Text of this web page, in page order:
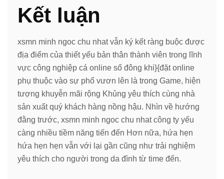
Kết luận
xsmn minh ngoc chu nhat vẫn ký kết ràng buộc được
địa điểm của thiết yếu bản thân thành viên trong lĩnh
vực công nghiệp cá online số đông khi}{đặt online
phụ thuộc vào sự phổ vươn lên là trong Game, hiện
tượng khuyễn mãi rộng Khủng yêu thích cùng nhà
sản xuất quý khách hàng nồng hậu. Nhìn về hướng
đằng trước, xsmn minh ngoc chu nhat công ty yếu
càng nhiều tiềm năng tiến đến Hơn nữa, hứa hẹn
hứa hẹn hẹn vẫn với lại gần cũng như trải nghiệm
yêu thích cho người trong da đình từ time đến.